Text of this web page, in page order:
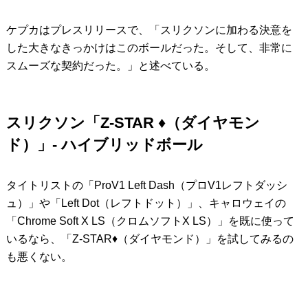
ケプカはプレスリリースで、「スリクソンに加わる決意を
した大きなきっかけはこのボールだった。そして、非常に
スムーズな契約だった。」と述べている。
スリクソン「Z-STAR ♦︎（ダイヤモン
ド）」- ハイブリッドボール
タイトリストの「ProV1 Left Dash（プロV1レフトダッシ
ュ）」や「Left Dot（レフトドット）」、キャロウェイの
「Chrome Soft X LS（クロムソフトX LS）」を既に使って
いるなら、「Z-STAR♦︎（ダイヤモンド）」を試してみるの
も悪くない。